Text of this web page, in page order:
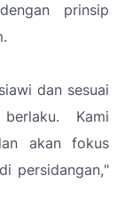
prinsip
dan sesuai
Kami
akan fokus
persidangan,"